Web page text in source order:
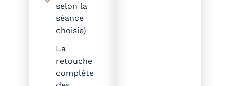
selon la
séance
choisie)
La
retouche
complète